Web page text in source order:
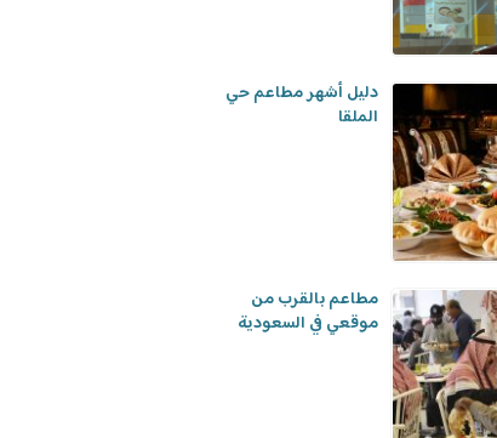
دليل أشهر مطاعم حي
الملقا
مطاعم بالقرب من
موقعي في السعودية